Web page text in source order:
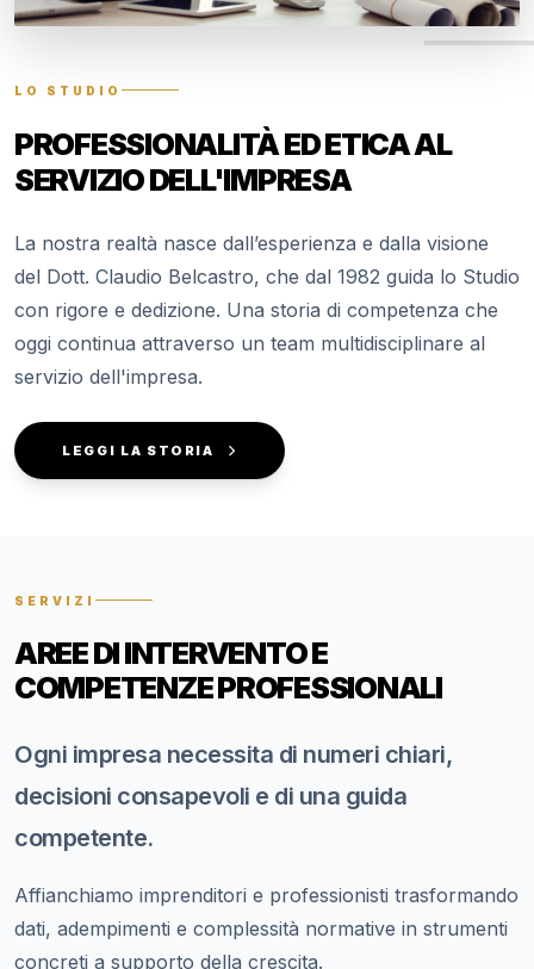
LO STUDIO
PROFESSIONALITÀ ED ETICA AL
SERVIZIO DELL'IMPRESA
La nostra realtà nasce dall’esperienza e dalla visione
del Dott. Claudio Belcastro, che dal 1982 guida lo Studio
con rigore e dedizione. Una storia di competenza che
oggi continua attraverso un team multidisciplinare al
servizio dell'impresa.
LEGGI LA STORIA
SERVIZI
AREE DI INTERVENTO E
COMPETENZE PROFESSIONALI
Ogni impresa necessita di numeri chiari,
decisioni consapevoli e di una guida
competente.
Affianchiamo imprenditori e professionisti trasformando
dati, adempimenti e complessità normative in strumenti
concreti a supporto della crescita.